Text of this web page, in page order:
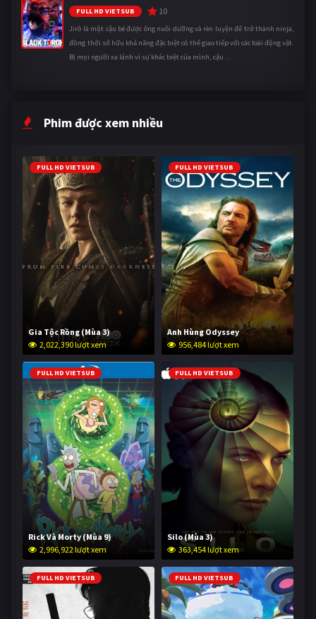
FULL HD VIETSUB 10
Jirô là một cậu bé được ông nuôi dưỡng và rèn luyện để trở thành ninja,
đồng thời sở hữu khả năng đặc biệt có thể giao tiếp với các loài động vật.
Bị mọi người xa lánh vì sự khác biệt của mình, cậu ...
Phim được xem nhiều
FULL HD VIETSUB
Gia Tộc Rồng (Mùa 3)
2,022,390 lượt xem
FULL HD VIETSUB
Anh Hùng Odyssey
956,484 lượt xem
FULL HD VIETSUB
Rick Và Morty (Mùa 9)
2,996,922 lượt xem
FULL HD VIETSUB
Silo (Mùa 3)
363,454 lượt xem
FULL HD VIETSUB FULL HD VIETSUB